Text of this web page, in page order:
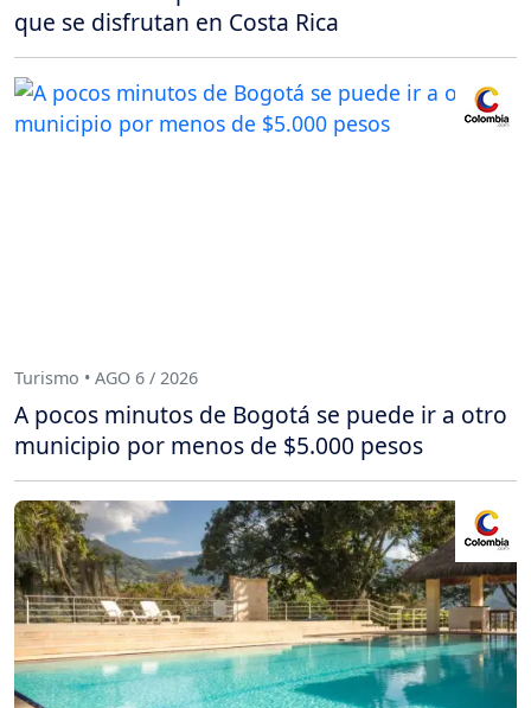
que se disfrutan en Costa Rica
Turismo • AGO 6 / 2026
A pocos minutos de Bogotá se puede ir a otro
municipio por menos de $5.000 pesos